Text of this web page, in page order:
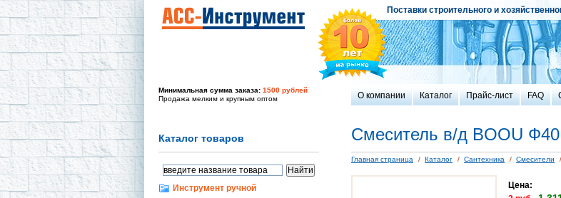
Поставки строительного и
О компании Каталог Прайс-лист FAQ
Минимальная сумма заказа: 1500 рублей
Продажа мелким и крупным оптом
Каталог товаров
Инструмент ручной
Смеситель в/д BOOU
Главная страница / Каталог / Сантехника / Смесители /
Цена: